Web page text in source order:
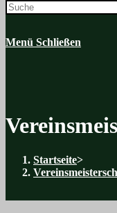
Menü Schließen
Startseite>